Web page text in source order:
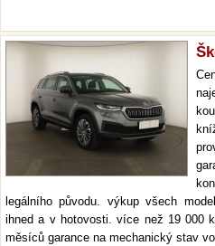
legálního původu. výkup všech
ihned a v hotovosti. více než 19 000
měsíců garance na mechanický stav